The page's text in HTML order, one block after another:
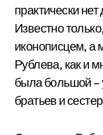
практически
Известно
иконописцем, а
Рублева, как и
была большой –
братьев и